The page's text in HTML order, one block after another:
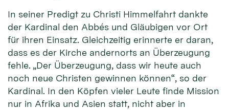
In seiner Predigt zu Christi Himmelfahrt dankte
der Kardinal den Abbés und Gläubigen vor Ort
für ihren Einsatz. Gleichzeitig erinnerte er daran,
dass es der Kirche andernorts an Überzeugung
fehle. „Der Überzeugung, dass wir heute auch
noch neue Christen gewinnen können“, so der
Kardinal. In den Köpfen vieler Leute finde Mission
nur in Afrika und Asien statt, nicht aber in